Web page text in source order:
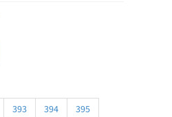
393 394
395